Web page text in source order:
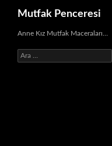
İçeriğe
Mutfak Penceresi
Anne Kız Mutfak Maceraları…
Arama: